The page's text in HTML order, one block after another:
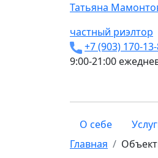
Татьяна
частный риэлтор
+7 (903) 170-
9:00-21:00
О себе
Главная